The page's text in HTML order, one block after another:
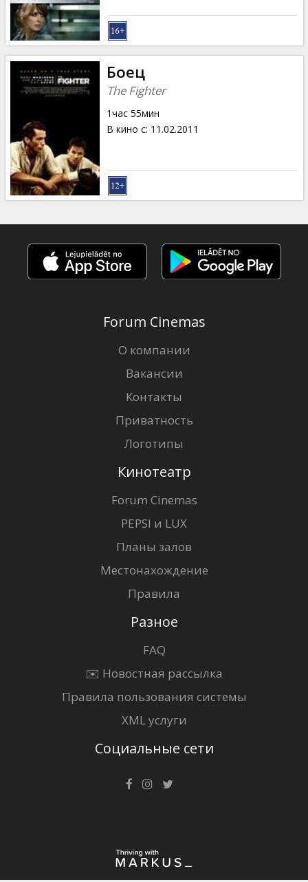
Боец
The Fighter
1час 55мин
В кино с: 11.02.2011
Forum Cinemas
О компании
Вакансии
Контакты
Приватность
Логотипы
Кинотеатр
Forum Cinemas
PEPSI и LUX
Планы залов
Местонахождение
Правила
Разное
FAQ
✉️ Новостная рассылка
Правила пользования системы
XML услуги
Социальные сети